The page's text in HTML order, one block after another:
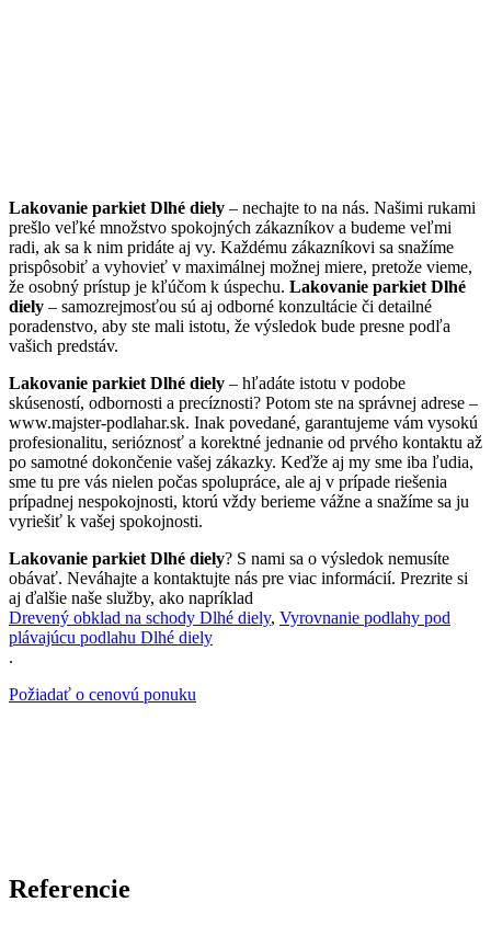
Lakovanie parkiet Dlhé diely – nechajte to na nás. Našimi rukami
prešlo veľké množstvo spokojných zákazníkov a budeme veľmi
radi, ak sa k nim pridáte aj vy. Každému zákazníkovi sa snažíme
prispôsobiť a vyhovieť v maximálnej možnej miere, pretože vieme,
že osobný prístup je kľúčom k úspechu. Lakovanie parkiet Dlhé
diely – samozrejmosťou sú aj odborné konzultácie či detailné
poradenstvo, aby ste mali istotu, že výsledok bude presne podľa
vašich predstáv.
Lakovanie parkiet Dlhé diely – hľadáte istotu v podobe
skúseností, odbornosti a precíznosti? Potom ste na správnej adrese –
www.majster-podlahar.sk. Inak povedané, garantujeme vám vysokú
profesionalitu, serióznosť a korektné jednanie od prvého kontaktu až
po samotné dokončenie vašej zákazky. Keďže aj my sme iba ľudia,
sme tu pre vás nielen počas spolupráce, ale aj v prípade riešenia
prípadnej nespokojnosti, ktorú vždy berieme vážne a snažíme sa ju
vyriešiť k vašej spokojnosti.
Lakovanie parkiet Dlhé diely? S nami sa o výsledok nemusíte
obávať. Neváhajte a kontaktujte nás pre viac informácií. Prezrite si
aj ďalšie naše služby, ako napríklad
Drevený obklad na schody Dlhé diely, Vyrovnanie podlahy pod
plávajúcu podlahu Dlhé diely
.
Požiadať o cenovú ponuku
Referencie